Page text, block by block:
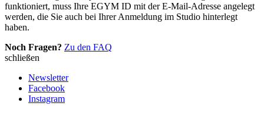
funktioniert, muss Ihre EGYM ID mit der E-Mail-Adresse angelegt
werden, die Sie auch bei Ihrer Anmeldung im Studio hinterlegt
haben.
Noch Fragen? Zu den FAQ
schließen
Newsletter
Facebook
Instagram